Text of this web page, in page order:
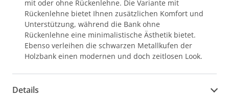
mit oder ohne Rückenlehne. Die Variante mit
Rückenlehne bietet Ihnen zusätzlichen Komfort und
Unterstützung, während die Bank ohne
Rückenlehne eine minimalistische Ästhetik bietet.
Ebenso verleihen die schwarzen Metallkufen der
Holzbank einen modernen und doch zeitlosen Look.
Details